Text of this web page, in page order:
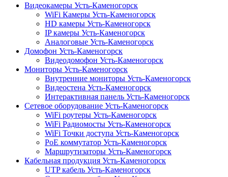
Видеокамеры Усть-Каменогорск
WiFi Камеры Усть-Каменогорск
HD камеры Усть-Каменогорск
IP камеры Усть-Каменогорск
Аналоговые Усть-Каменогорск
Домофон Усть-Каменогорск
Видеодомофон Усть-Каменогорск
Мониторы Усть-Каменогорск
Внутренние мониторы Усть-Каменогорск
Видеостена Усть-Каменогорск
Интерактивная панель Усть-Каменогорск
Сетевое оборудование Усть-Каменогорск
WiFi роутеры Усть-Каменогорск
WiFi Радиомосты Усть-Каменогорск
WiFi Точки доступа Усть-Каменогорск
PoE коммутатор Усть-Каменогорск
Маршрутизаторы Усть-Каменогорск
Кабельная продукция Усть-Каменогорск
UTP кабель Усть-Каменогорск